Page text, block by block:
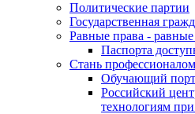
Политические партии
Государственная
Равные права -
Паспорта
Стань профессионалом
Обучающий
Российский
технологиям